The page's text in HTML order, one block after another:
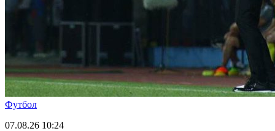
Футбол
07.08.26 10:24